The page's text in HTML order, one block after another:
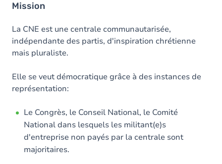
Mission
La CNE est une centrale communautarisée,
indépendante des partis, d'inspiration chrétienne
mais pluraliste.
Elle se veut démocratique grâce à des instances de
représentation:
Le Congrès, le Conseil National, le Comité
National dans lesquels les militant(e)s
d'entreprise non payés par la centrale sont
majoritaires.